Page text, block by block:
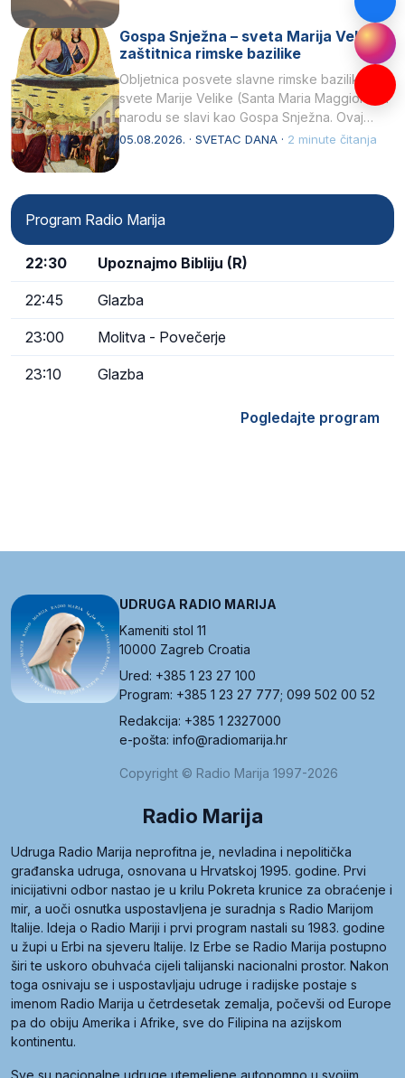
Gospa Snježna – sveta Marija Velika,
zaštitnica rimske bazilike
Obljetnica posvete slavne rimske bazilike
svete Marije Velike (Santa Maria Maggiore) u
narodu se slavi kao Gospa Snježna. Ovaj
naziv, Sancta Maria…
05.08.2026. · SVETAC DANA · 2 minute čitanja
Program Radio Marija
22:30 Upoznajmo Bibliju (R)
22:45 Glazba
23:00 Molitva - Povečerje
23:10 Glazba
Pogledajte program
UDRUGA RADIO MARIJA
Kameniti stol 11
10000 Zagreb Croatia
Ured: +385 1 23 27 100
Program: +385 1 23 27 777; 099 502 00 52
Redakcija: +385 1 2327000
e-pošta: info@radiomarija.hr
Copyright © Radio Marija 1997-2026
Radio Marija
Udruga Radio Marija neprofitna je, nevladina i nepolitička
građanska udruga, osnovana u Hrvatskoj 1995. godine. Prvi
inicijativni odbor nastao je u krilu Pokreta krunice za obraćenje i
mir, a uoči osnutka uspostavljena je suradnja s Radio Marijom
Italije. Ideja o Radio Mariji i prvi program nastali su 1983. godine
u župi u Erbi na sjeveru Italije. Iz Erbe se Radio Marija postupno
širi te uskoro obuhvaća cijeli talijanski nacionalni prostor. Nakon
toga osnivaju se i uspostavljaju udruge i radijske postaje s
imenom Radio Marija u četrdesetak zemalja, počevši od Europe
pa do obiju Amerika i Afrike, sve do Filipina na azijskom
kontinentu.